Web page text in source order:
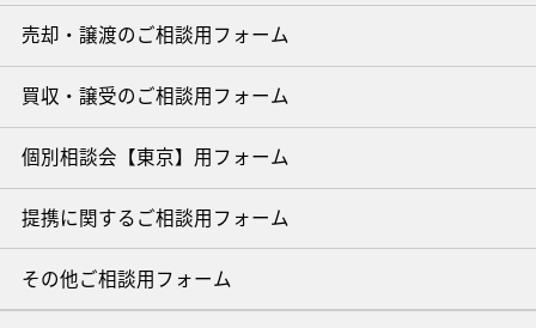
売却・譲渡のご相談用フォーム
買収・譲受のご相談用フォーム
個別相談会【東京】用フォーム
提携に関するご相談用フォーム
その他ご相談用フォーム